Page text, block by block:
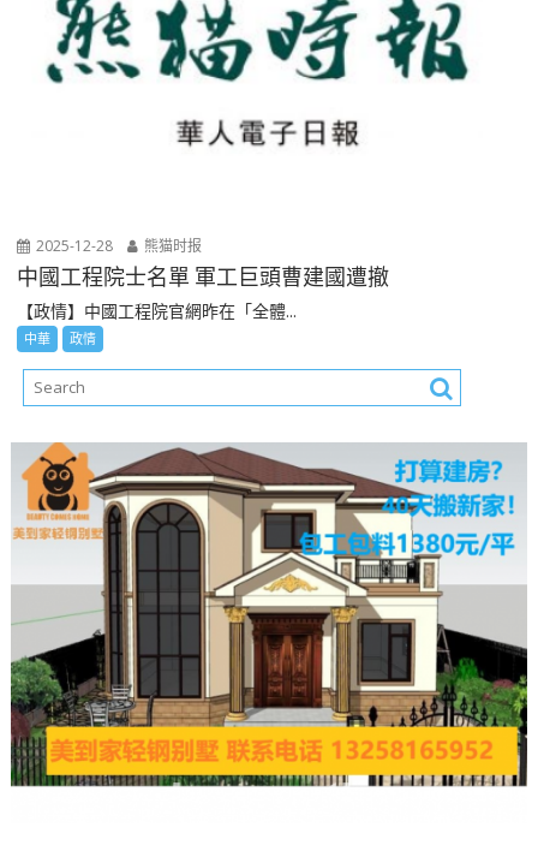
2025-12-28 熊猫时报
中國工程院士名單 軍工巨頭曹建國遭撤
【政情】中國工程院官網昨在「全體...
中華 政情